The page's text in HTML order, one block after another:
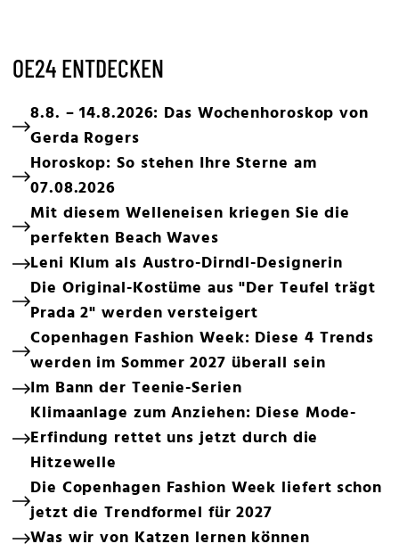
OE24 ENTDECKEN
8.8. – 14.8.2026: Das Wochenhoroskop von
Gerda Rogers
Horoskop: So stehen Ihre Sterne am
07.08.2026
Mit diesem Welleneisen kriegen Sie die
perfekten Beach Waves
Leni Klum als Austro-Dirndl-Designerin
Die Original-Kostüme aus "Der Teufel trägt
Prada 2" werden versteigert
Copenhagen Fashion Week: Diese 4 Trends
werden im Sommer 2027 überall sein
Im Bann der Teenie-Serien
Klimaanlage zum Anziehen: Diese Mode-
Erfindung rettet uns jetzt durch die
Hitzewelle
Die Copenhagen Fashion Week liefert schon
jetzt die Trendformel für 2027
Was wir von Katzen lernen können